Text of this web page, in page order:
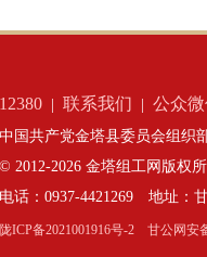
12380 联系我们 公众
中国共产党金塔县委员会组织
© 2012-2026 金塔组工网版权
电话：0937-4421269 地址：
陇ICP备2021001916号-2 甘公网安